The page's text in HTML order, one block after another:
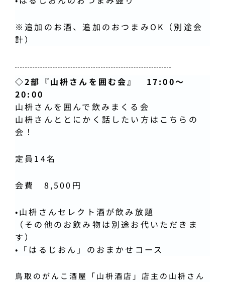
※追加のお酒、追加のおつまみOK（別途会
計）
◇2部『山枡さんを囲む会』 17:00〜
20:00
山枡さんを囲んで飲みまくる会
山枡さんととにかく話したい方はこちらの
会！
定員14名
会費 8,500円
•山枡さんセレクト酒が飲み放題
（その他のお飲み物は別途お代いただきま
す）
• 「はるじおん」のおまかせコース
鳥取のがんこ酒屋「山枡酒店」店主の山枡さん